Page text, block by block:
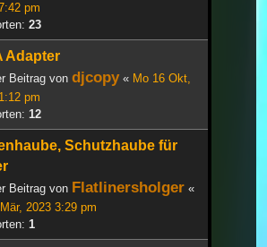
pm
23
Adapter
Beitrag von djcopy« Mo 16 Okt,
pm
12
Schutzhaube für
Beitrag von Flatlinersholger «
2023 3:29 pm
1